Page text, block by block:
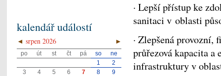
· Lepší přístup ke
sanitaci v oblasti
· Zlepšená
průřezová kapacita a
infrastruktury v
kalendář událostí
◄ ►
srpen 2026
po út st čt pá so
ne
1
2
3
4 5 6 7 8
9